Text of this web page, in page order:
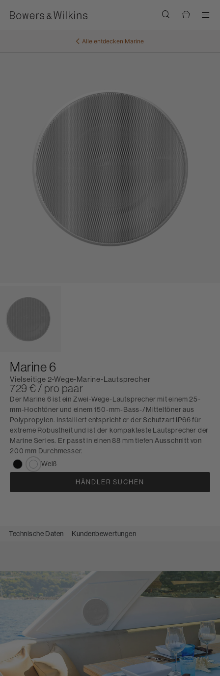
Alle entdecken Marine
Marine 6
Vielseitige 2-Wege-Marine-Lautsprecher
729 € / pro paar
Der Marine 6 ist ein Zwei-Wege-Lautsprecher mit einem 25-
mm-Hochtöner und einem 150-mm-Bass-/Mitteltöner aus
Polypropylen. Installiert entspricht er der Schutzart IP66 für
extreme Robustheit und ist der kompakteste Lautsprecher der
Marine Series. Er passt in einen 88 mm tiefen Ausschnitt von
200 mm Durchmesser.
Weiß
HÄNDLER SUCHEN
Technische Daten Kundenbewertungen